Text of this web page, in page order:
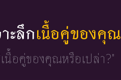
ะลึกเนื้อคู่ของคุณ
นื้อคู่ของคุณหรือเปล่า?"